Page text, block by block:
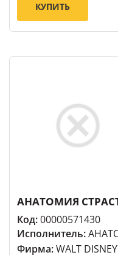
КУПИТЬ
АНАТОМИЯ
Код:00000571430
Исполнитель:
Фирма:WALT DISNEY